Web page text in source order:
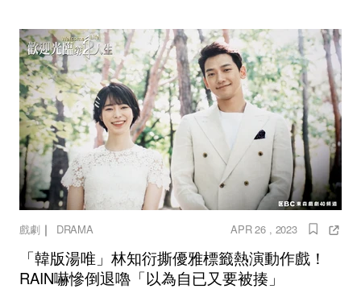
戲劇｜ DRAMA APR 26 , 2023
「韓版湯唯」林知衍撕優雅標籤熱演動作戲！
RAIN嚇慘倒退嚕「以為自已又要被揍」